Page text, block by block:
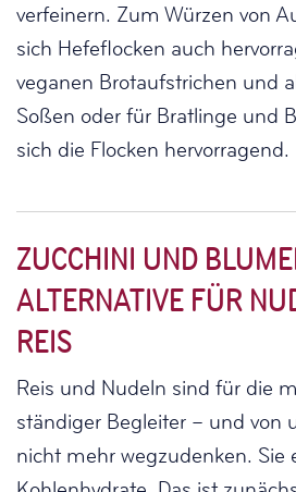
verfeinern. Zum Würzen von
sich Hefeflocken auch
veganen Brotaufstrichen und
Soßen oder für Bratlinge und
sich die Flocken hervorragend.
ZUCCHINI UND
ALTERNATIVE FÜR
REIS
Reis und Nudeln sind für die
ständiger Begleiter – und von
nicht mehr wegzudenken. Sie